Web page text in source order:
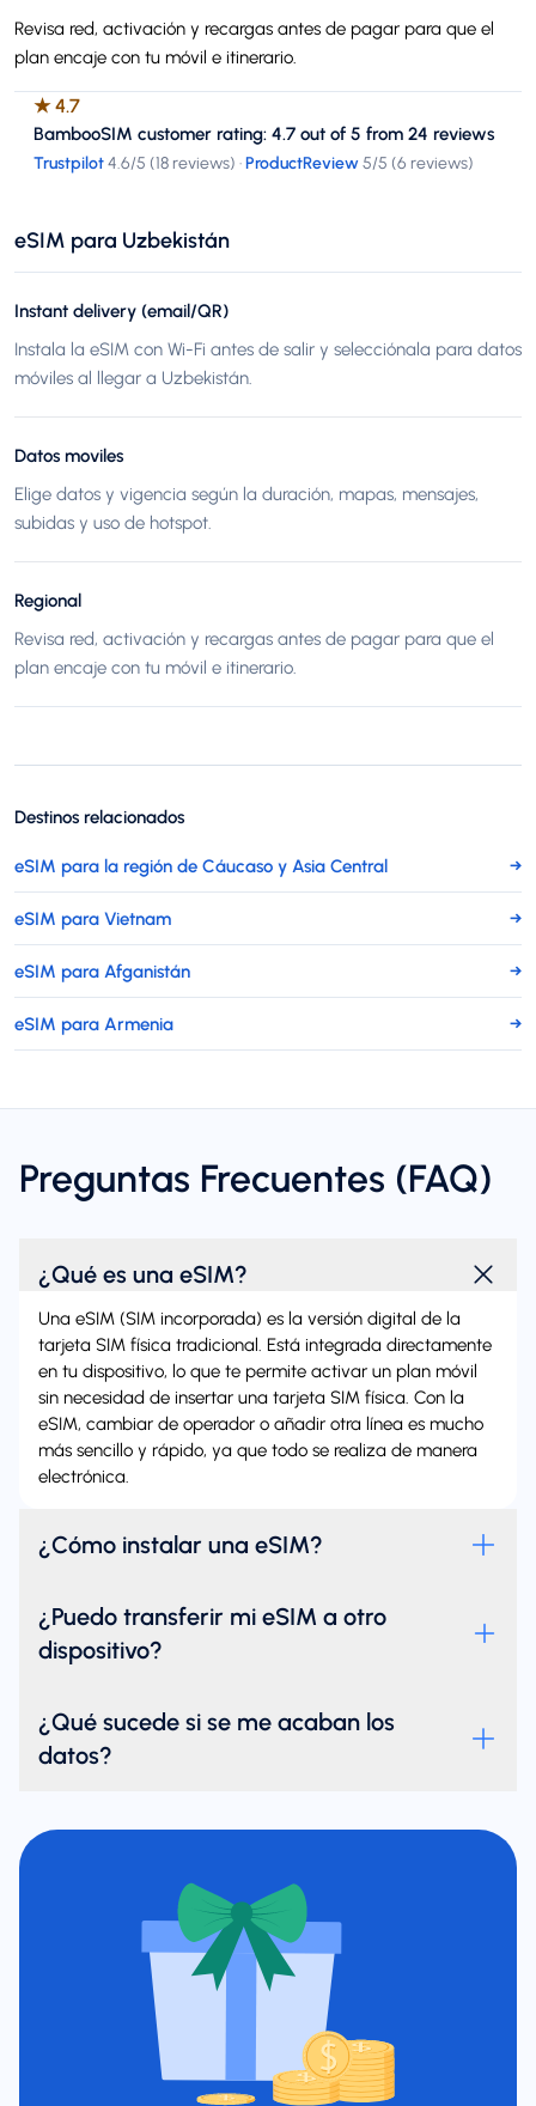
Revisa red, activación y recargas antes de pagar para que el
plan encaje con tu móvil e itinerario.
★4.7
BambooSIM customer rating: 4.7 out of 5 from 24 reviews
Trustpilot4.6/5 (18 reviews) ·ProductReview5/5 (6 reviews)
eSIM para Uzbekistán
Instant delivery (email/QR)
Instala la eSIM con Wi-Fi antes de salir y selecciónala para datos
móviles al llegar a Uzbekistán.
Datos moviles
Elige datos y vigencia según la duración, mapas, mensajes,
subidas y uso de hotspot.
Regional
Revisa red, activación y recargas antes de pagar para que el
plan encaje con tu móvil e itinerario.
Destinos relacionados
eSIM para la región de Cáucaso y Asia Central →
eSIM para Vietnam →
eSIM para Afganistán →
eSIM para Armenia →
Preguntas Frecuentes (FAQ)
¿Qué es una eSIM?
Una eSIM (SIM incorporada) es la versión digital de la
tarjeta SIM física tradicional. Está integrada directamente
en tu dispositivo, lo que te permite activar un plan móvil
sin necesidad de insertar una tarjeta SIM física. Con la
eSIM, cambiar de operador o añadir otra línea es mucho
más sencillo y rápido, ya que todo se realiza de manera
electrónica.
¿Cómo instalar una eSIM?
¿Puedo transferir mi eSIM a otro
dispositivo?
¿Qué sucede si se me acaban los
datos?